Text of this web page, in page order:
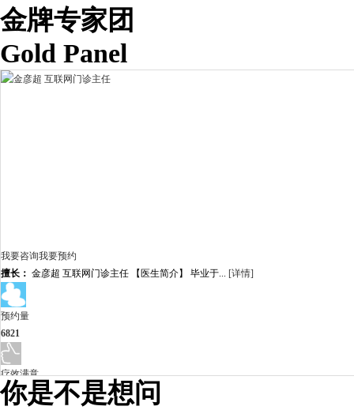
金牌专家团
Gold Panel
我要咨询我要预约
擅长： 金彦超 互联网门诊主任 【医生简介】 毕业于... [详情]
预约量
6821
疗效满意
98%
你是不是想问